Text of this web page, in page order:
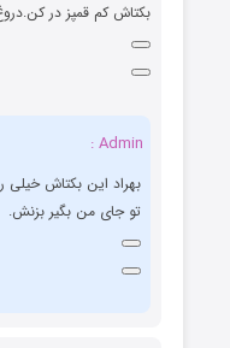
بکتاش کم قمپز در
Admin :
بهراد این بکتاش
تو جای من بگیر بزنش.